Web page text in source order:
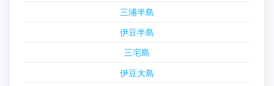
三浦半島
伊豆半島
三宅島
伊豆大島